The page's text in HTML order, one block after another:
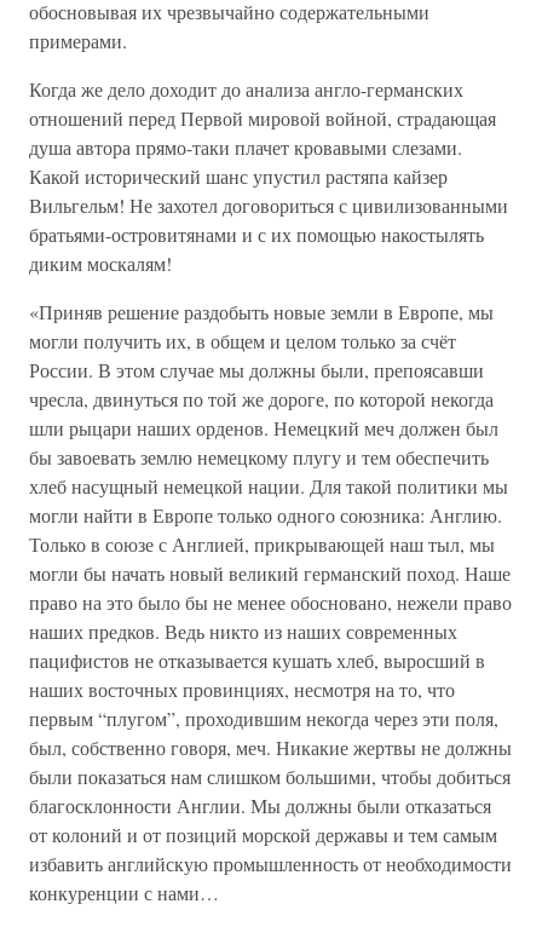
обосновывая их чрезвычайно содержательными
примерами.
Когда же дело доходит до анализа англо-германских
отношений перед Первой мировой войной, страдающая
душа автора прямо-таки плачет кровавыми слезами.
Какой исторический шанс упустил растяпа кайзер
Вильгельм! Не захотел договориться с цивилизованными
братьями-островитянами и с их помощью накостылять
диким москалям!
«Приняв решение раздобыть новые земли в Европе, мы
могли получить их, в общем и целом только за счёт
России. В этом случае мы должны были, препоясавши
чресла, двинуться по той же дороге, по которой некогда
шли рыцари наших орденов. Немецкий меч должен был
бы завоевать землю немецкому плугу и тем обеспечить
хлеб насущный немецкой нации. Для такой политики мы
могли найти в Европе только одного союзника: Англию.
Только в союзе с Англией, прикрывающей наш тыл, мы
могли бы начать новый великий германский поход. Наше
право на это было бы не менее обосновано, нежели право
наших предков. Ведь никто из наших современных
пацифистов не отказывается кушать хлеб, выросший в
наших восточных провинциях, несмотря на то, что
первым “плугом”, проходившим некогда через эти поля,
был, собственно говоря, меч. Никакие жертвы не должны
были показаться нам слишком большими, чтобы добиться
благосклонности Англии. Мы должны были отказаться
от колоний и от позиций морской державы и тем самым
избавить английскую промышленность от необходимости
конкуренции с нами…